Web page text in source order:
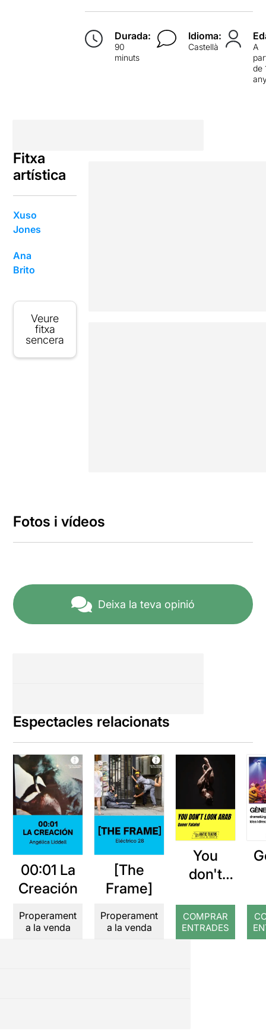
Durada:
90
minuts
Idioma:
Castellà
A
de
Fitxa
artística
Xuso
Jones
Ana
Brito
Veure
fitxa
sencera
Fotos i vídeos
Deixa la teva opinió
Espectacles relacionats
00:01 La
Creación
Properament
a la venda
[The
Frame]
Properament
a la venda
You
don't
arab
COMPRAR
ENTRADES